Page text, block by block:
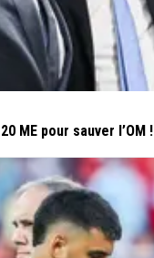
ME pour sauver l’OM !